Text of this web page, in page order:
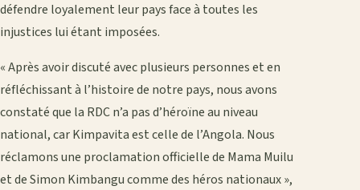
défendre loyalement leur pays face à toutes les
injustices lui étant imposées.
« Après avoir discuté avec plusieurs personnes et en
réfléchissant à l’histoire de notre pays, nous avons
constaté que la RDC n’a pas d’héroïne au niveau
national, car Kimpavita est celle de l’Angola. Nous
réclamons une proclamation officielle de Mama Muilu
et de Simon Kimbangu comme des héros nationaux »,